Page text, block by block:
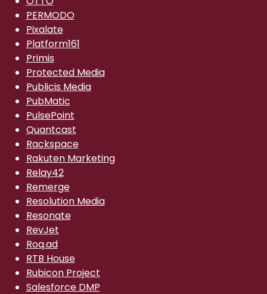
PERMODO
Pixalate
Platform161
Primis
Protected Media
Publicis Media
PubMatic
PulsePoint
Quantcast
Rackspace
Rakuten Marketing
Relay42
Remerge
Resolution Media
Resonate
RevJet
Roq.ad
RTB House
Rubicon Project
Salesforce DMP